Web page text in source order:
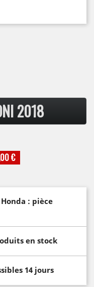
2018
€
: pièce
en stock
14 jours